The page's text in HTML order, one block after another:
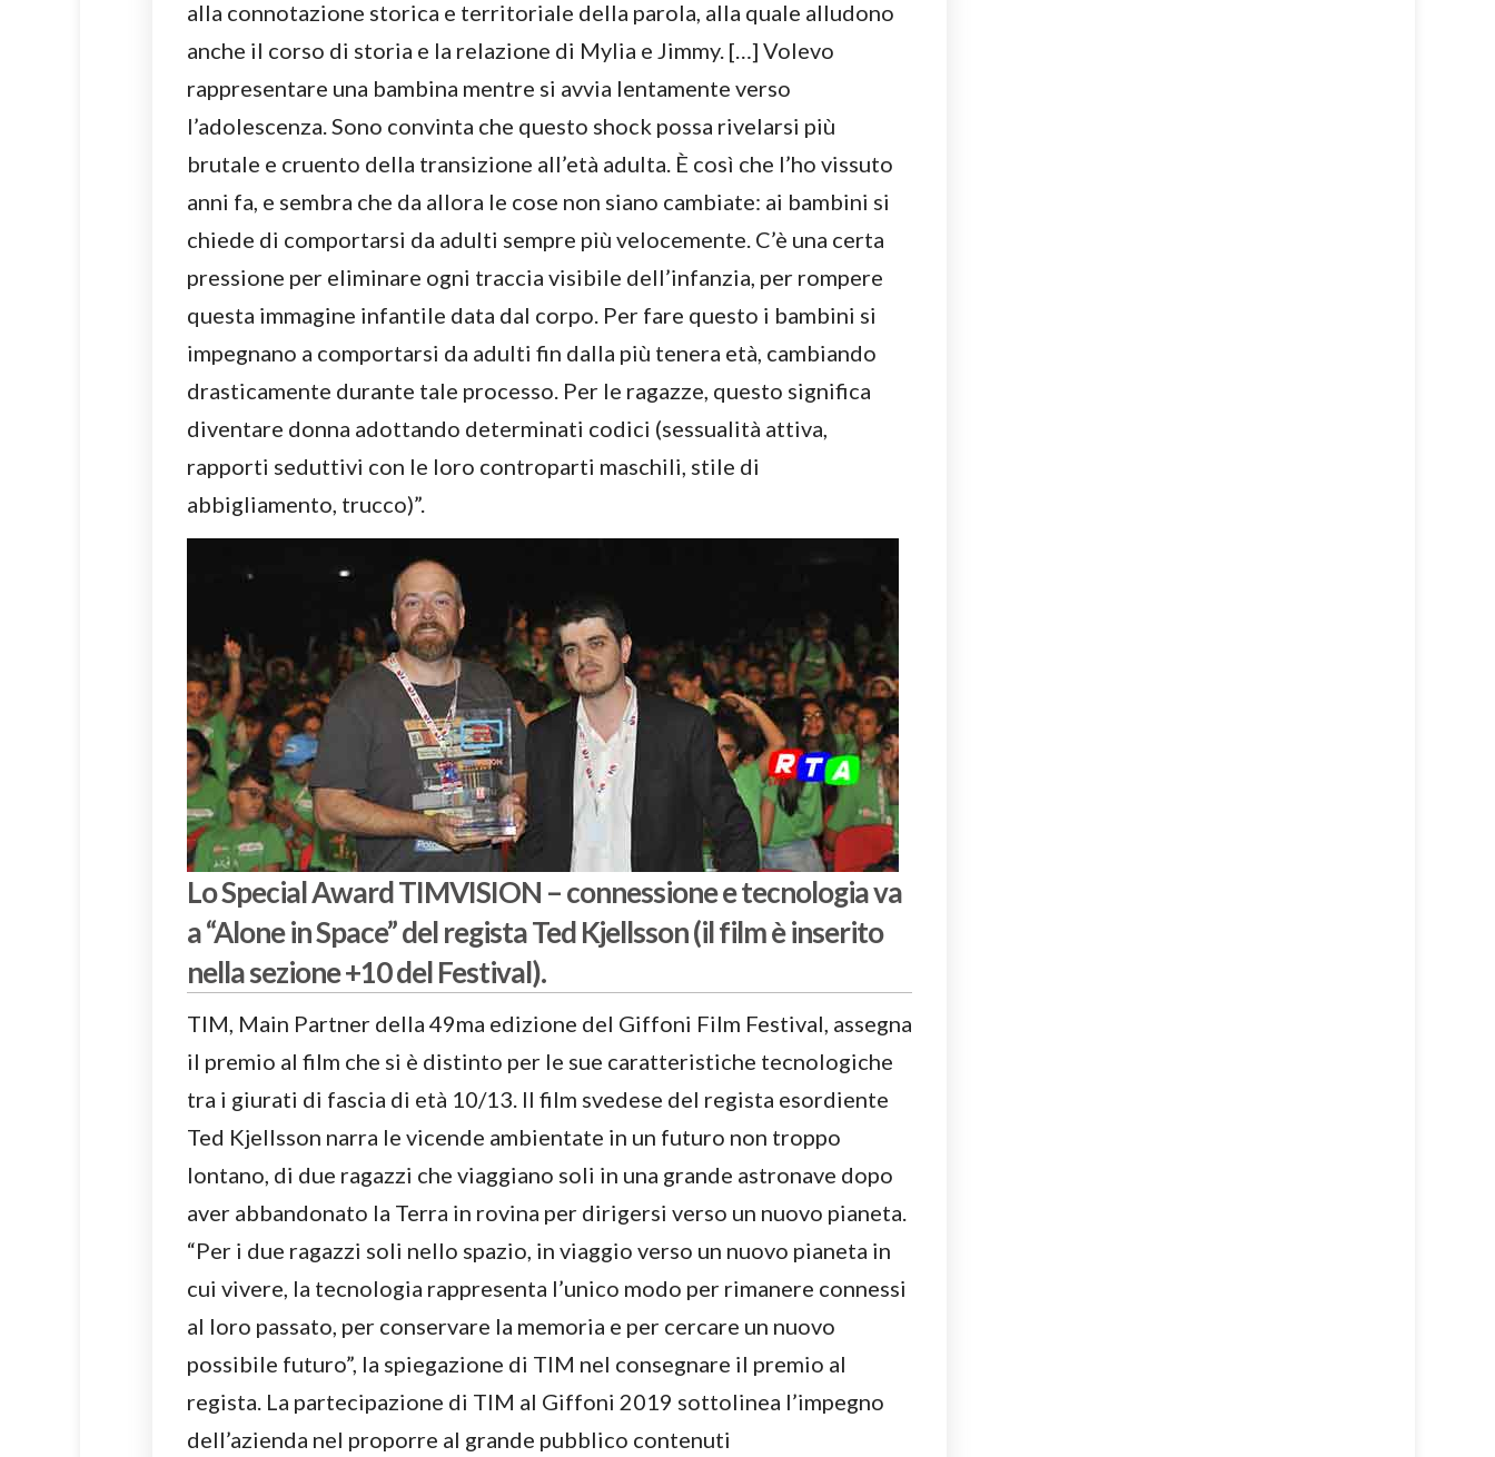
alla connotazione storica e territoriale della parola, alla quale alludono
anche il corso di storia e la relazione di Mylia e Jimmy. […] Volevo
rappresentare una bambina mentre si avvia lentamente verso
l’adolescenza. Sono convinta che questo shock possa rivelarsi più
brutale e cruento della transizione all’età adulta. È così che l’ho vissuto
anni fa, e sembra che da allora le cose non siano cambiate: ai bambini si
chiede di comportarsi da adulti sempre più velocemente. C’è una certa
pressione per eliminare ogni traccia visibile dell’infanzia, per rompere
questa immagine infantile data dal corpo. Per fare questo i bambini si
impegnano a comportarsi da adulti fin dalla più tenera età, cambiando
drasticamente durante tale processo. Per le ragazze, questo significa
diventare donna adottando determinati codici (sessualità attiva,
rapporti seduttivi con le loro controparti maschili, stile di
abbigliamento, trucco)”.
Lo Special Award TIMVISION – connessione e tecnologia va
a “Alone in Space” del regista Ted Kjellsson (il film è inserito
nella sezione +10 del Festival).
TIM, Main Partner della 49ma edizione del Giffoni Film Festival, assegna
il premio al film che si è distinto per le sue caratteristiche tecnologiche
tra i giurati di fascia di età 10/13. Il film svedese del regista esordiente
Ted Kjellsson narra le vicende ambientate in un futuro non troppo
lontano, di due ragazzi che viaggiano soli in una grande astronave dopo
aver abbandonato la Terra in rovina per dirigersi verso un nuovo pianeta.
“Per i due ragazzi soli nello spazio, in viaggio verso un nuovo pianeta in
cui vivere, la tecnologia rappresenta l’unico modo per rimanere connessi
al loro passato, per conservare la memoria e per cercare un nuovo
possibile futuro”, la spiegazione di TIM nel consegnare il premio al
regista. La partecipazione di TIM al Giffoni 2019 sottolinea l’impegno
dell’azienda nel proporre al grande pubblico contenuti